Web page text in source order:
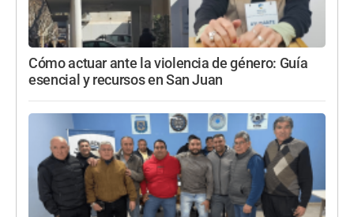
Cómo actuar ante la violencia de género: Guía
esencial y recursos en San Juan